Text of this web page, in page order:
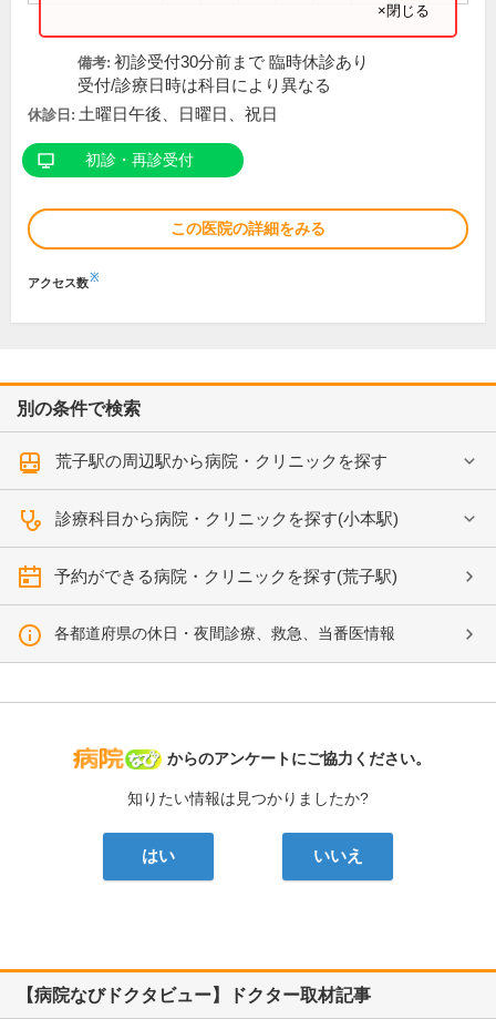
×閉じる
備考: 初診受付30分前まで 臨時休診あり
受付/診療日時は科目により異なる
休診日: 土曜日午後、日曜日、祝日
初診・再診受付
この医院の詳細をみる
アクセス数※
別の条件で検索
荒子駅の周辺駅から病院・クリニックを探す
診療科目から病院・クリニックを探す(小本駅)
予約ができる病院・クリニックを探す(荒子駅)
各都道府県の休日・夜間診療、救急、当番医情報
病院なび
からのアンケートにご協力ください。
知りたい情報は見つかりましたか?
はい いいえ
【病院なびドクタビュー】ドクター取材記事